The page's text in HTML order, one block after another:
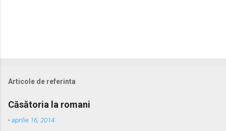
Articole de referinta
Căsătoria la romani
-aprilie 16, 2014